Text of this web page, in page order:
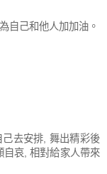
自己和他人加加油。
去安排, 舞出精彩後
自哀, 相對給家人帶來